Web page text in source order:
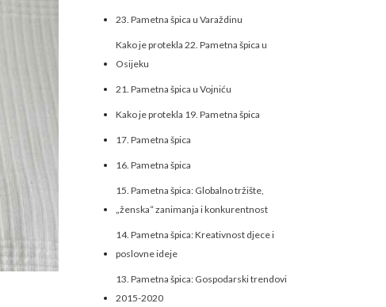
23. Pametna špica u Varaždinu
Kako je protekla 22. Pametna špica u
Osijeku
21. Pametna špica u Vojniću
Kako je protekla 19. Pametna špica
17. Pametna špica
16. Pametna špica
15. Pametna špica: Globalno tržište,
„ženska“ zanimanja i konkurentnost
14. Pametna špica: Kreativnost djece i
poslovne ideje
13. Pametna špica: Gospodarski trendovi
2015-2020